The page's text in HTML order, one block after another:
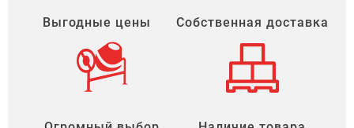
Выгодные цены Собственная доставка